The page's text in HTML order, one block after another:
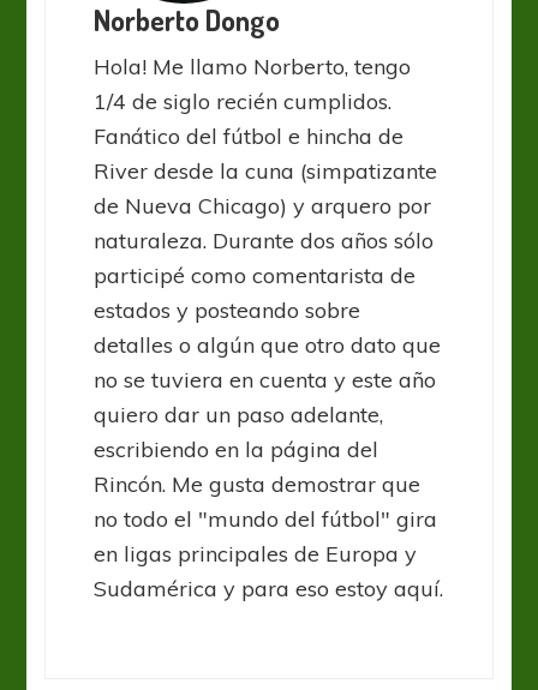
Norberto Dongo
Hola! Me llamo Norberto, tengo
1/4 de siglo recién cumplidos.
Fanático del fútbol e hincha de
River desde la cuna (simpatizante
de Nueva Chicago) y arquero por
naturaleza. Durante dos años sólo
participé como comentarista de
estados y posteando sobre
detalles o algún que otro dato que
no se tuviera en cuenta y este año
quiero dar un paso adelante,
escribiendo en la página del
Rincón. Me gusta demostrar que
no todo el "mundo del fútbol" gira
en ligas principales de Europa y
Sudamérica y para eso estoy aquí.